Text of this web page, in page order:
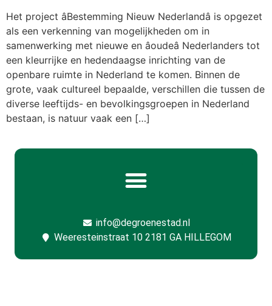
Het project âBestemming Nieuw Nederlandâ is opgezet
als een verkenning van mogelijkheden om in
samenwerking met nieuwe en âoudeâ Nederlanders tot
een kleurrijke en hedendaagse inrichting van de
openbare ruimte in Nederland te komen. Binnen de
grote, vaak cultureel bepaalde, verschillen die tussen de
diverse leeftijds- en bevolkingsgroepen in Nederland
bestaan, is natuur vaak een […]
info@degroenestad.nl
Weeresteinstraat 10 2181 GA HILLEGOM